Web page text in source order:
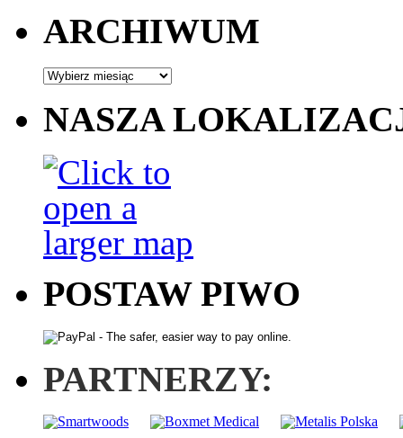
ARCHIWUM
NASZA
POSTAW PIWO
PARTNERZY: